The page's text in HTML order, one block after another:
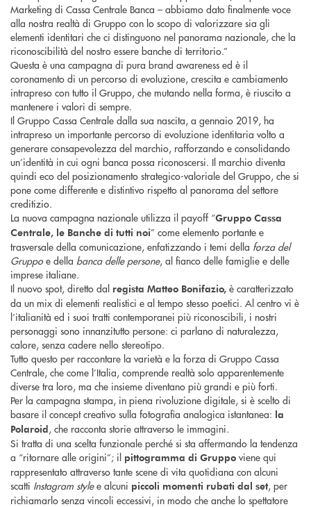
Marketing di Cassa Centrale Banca – abbiamo dato finalmente voce
alla nostra realtà di Gruppo con lo scopo di valorizzare sia gli
elementi identitari che ci distinguono nel panorama nazionale, che la
riconoscibilità del nostro essere banche di territorio.”
Questa è una campagna di pura brand awareness ed è il
coronamento di un percorso di evoluzione, crescita e cambiamento
intrapreso con tutto il Gruppo, che mutando nella forma, è riuscito a
mantenere i valori di sempre.
Il Gruppo Cassa Centrale dalla sua nascita, a gennaio 2019, ha
intrapreso un importante percorso di evoluzione identitaria volto a
generare consapevolezza del marchio, rafforzando e consolidando
un’identità in cui ogni banca possa riconoscersi. Il marchio diventa
quindi eco del posizionamento strategico-valoriale del Gruppo, che si
pone come differente e distintivo rispetto al panorama del settore
creditizio.
La nuova campagna nazionale utilizza il payoff “Gruppo Cassa
Centrale, le Banche di tutti noi” come elemento portante e
trasversale della comunicazione, enfatizzando i temi della forza del
Gruppo e della banca delle persone, al fianco delle famiglie e delle
imprese italiane.
Il nuovo spot, diretto dal regista Matteo Bonifazio, è caratterizzato
da un mix di elementi realistici e al tempo stesso poetici. Al centro vi è
l’italianità ed i suoi tratti contemporanei più riconoscibili, i nostri
personaggi sono innanzitutto persone: ci parlano di naturalezza,
calore, senza cadere nello stereotipo.
Tutto questo per raccontare la varietà e la forza di Gruppo Cassa
Centrale, che come l’Italia, comprende realtà solo apparentemente
diverse tra loro, ma che insieme diventano più grandi e più forti.
Per la campagna stampa, in piena rivoluzione digitale, si è scelto di
basare il concept creativo sulla fotografia analogica istantanea: la
Polaroid, che racconta storie attraverso le immagini.
Si tratta di una scelta funzionale perché si sta affermando la tendenza
a “ritornare alle origini”; il pittogramma di Gruppo viene qui
rappresentato attraverso tante scene di vita quotidiana con alcuni
scatti Instagram stylee alcuni piccoli momenti rubati dal set, per
richiamarlo senza vincoli eccessivi, in modo che anche lo spettatore